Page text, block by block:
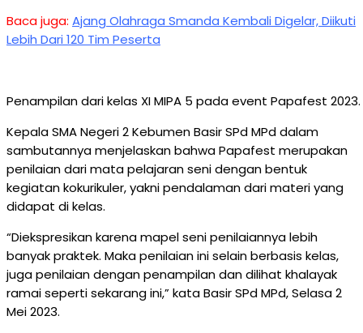
Baca juga: Ajang Olahraga Smanda Kembali Digelar, Diikuti
Lebih Dari 120 Tim Peserta
Penampilan dari kelas XI MIPA 5 pada event Papafest
Kepala SMA Negeri 2 Kebumen Basir SPd MPd dalam
sambutannya menjelaskan bahwa Papafest merupakan
penilaian dari mata pelajaran seni dengan bentuk
kegiatan kokurikuler, yakni pendalaman dari materi yang
didapat di kelas.
“Diekspresikan karena mapel seni penilaiannya lebih
banyak praktek. Maka penilaian ini selain berbasis kelas,
juga penilaian dengan penampilan dan dilihat khalayak
ramai seperti sekarang ini,” kata Basir SPd MPd, Selasa 2
Mei 2023.